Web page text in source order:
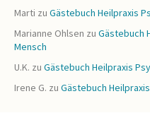
Marti zu Gästebuch Heilpraxis
Marianne Ohlsen zu Gästebuch
Mensch
U.K. zu Gästebuch Heilpraxis
Irene G. zu Gästebuch